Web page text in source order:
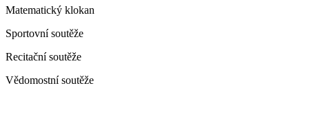
Matematický klokan
Sportovní soutěže
Recitační soutěže
Vědomostní soutěže